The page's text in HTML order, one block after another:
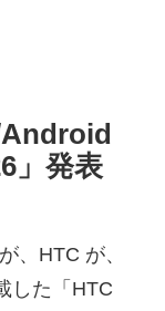
」発表
、HTC が、
した「HTC